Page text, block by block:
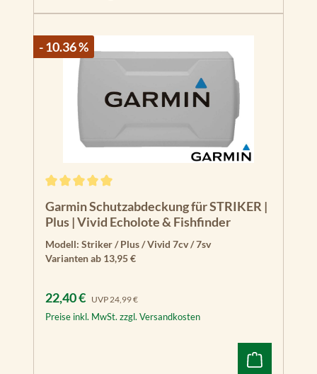
- 10.36 %
Garmin Schutzabdeckung für STRIKER |
Plus | Vivid Echolote & Fishfinder
Modell:
Striker / Plus / Vivid 7cv / 7sv
Varianten ab 13,95 €
Verkaufspreis:
22,40 € UVP 24,99 €
Preise inkl. MwSt. zzgl. Versandkosten